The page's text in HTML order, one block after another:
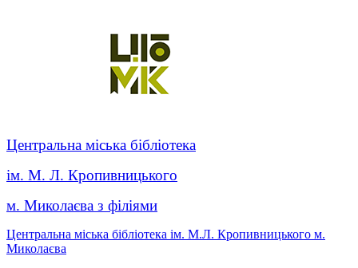
Центральна міська бібліотека
ім. М. Л. Кропивницького
м. Миколаєва з філіями
Центральна міська бібліотека ім. М.Л. Кропивницького м.
Миколаєва